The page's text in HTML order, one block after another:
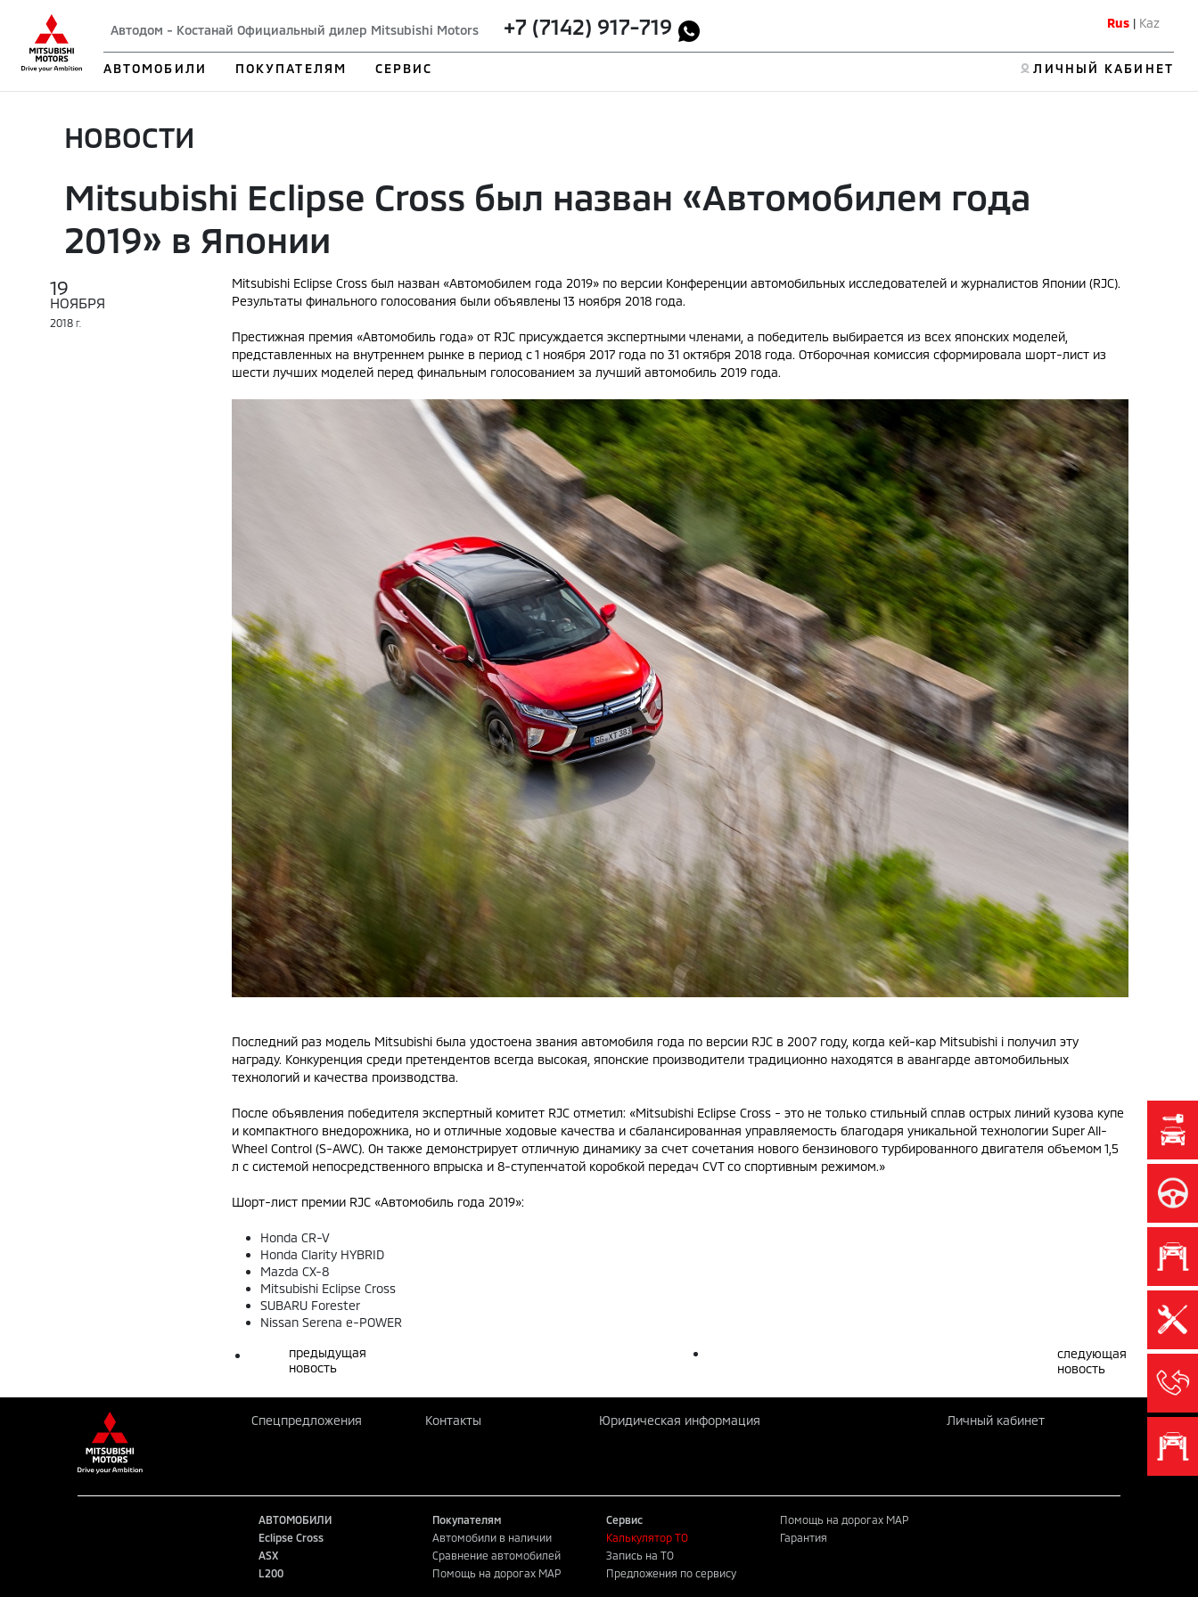
Автодом - Костанай Официальный дилер Mitsubishi Motors +7 (7142) 917-719 Rus| Kaz
АВТОМОБИЛИ ПОКУПАТЕЛЯМ СЕРВИС ЛИЧНЫЙ КАБИНЕТ
НОВОСТИ
Mitsubishi Eclipse Cross был назван «Автомобилем года
2019» в Японии
19
НОЯБРЯ
2018 Г.
Mitsubishi Eclipse Cross был назван «Автомобилем года 2019» по версии Конференции автомобильных исследователей и журналистов Японии (RJC).
Результаты финального голосования были объявлены 13 ноября 2018 года.
Престижная премия «Автомобиль года» от RJC присуждается экспертными членами, а победитель выбирается из всех японских моделей,
представленных на внутреннем рынке в период с 1 ноября 2017 года по 31 октября 2018 года. Отборочная комиссия сформировала шорт-лист из
шести лучших моделей перед финальным голосованием за лучший автомобиль 2019 года.
Последний раз модель Mitsubishi была удостоена звания автомобиля года по версии RJC в 2007 году, когда кей-кар Mitsubishi i получил эту
награду. Конкуренция среди претендентов всегда высокая, японские производители традиционно находятся в авангарде автомобильных
технологий и качества производства.
После объявления победителя экспертный комитет RJC отметил: «Mitsubishi Eclipse Cross - это не только стильный сплав острых линий кузова купе
и компактного внедорожника, но и отличные ходовые качества и сбалансированная управляемость благодаря уникальной технологии Super All-
Wheel Control (S-AWC). Он также демонстрирует отличную динамику за счет сочетания нового бензинового турбированного двигателя объемом 1,5
л с системой непосредственного впрыска и 8-ступенчатой коробкой передач CVT со спортивным режимом.»
Шорт-лист премии RJC «Автомобиль года 2019»:
Honda CR-V
Honda Clarity HYBRID
Mazda CX-8
Mitsubishi Eclipse Cross
SUBARU Forester
Nissan Serena e-POWER
предыдущая
новость
следующая
новость
Спецпредложения Контакты Юридическая информация Личный кабинет
АВТОМОБИЛИ
Eclipse Cross
ASX
L200
Покупателям
Автомобили в наличии
Сравнение автомобилей
Помощь на дорогах MAP
Сервис
Калькулятор ТО
Запись на ТО
Предложения по сервису
Помощь на дорогах MAP
Гарантия